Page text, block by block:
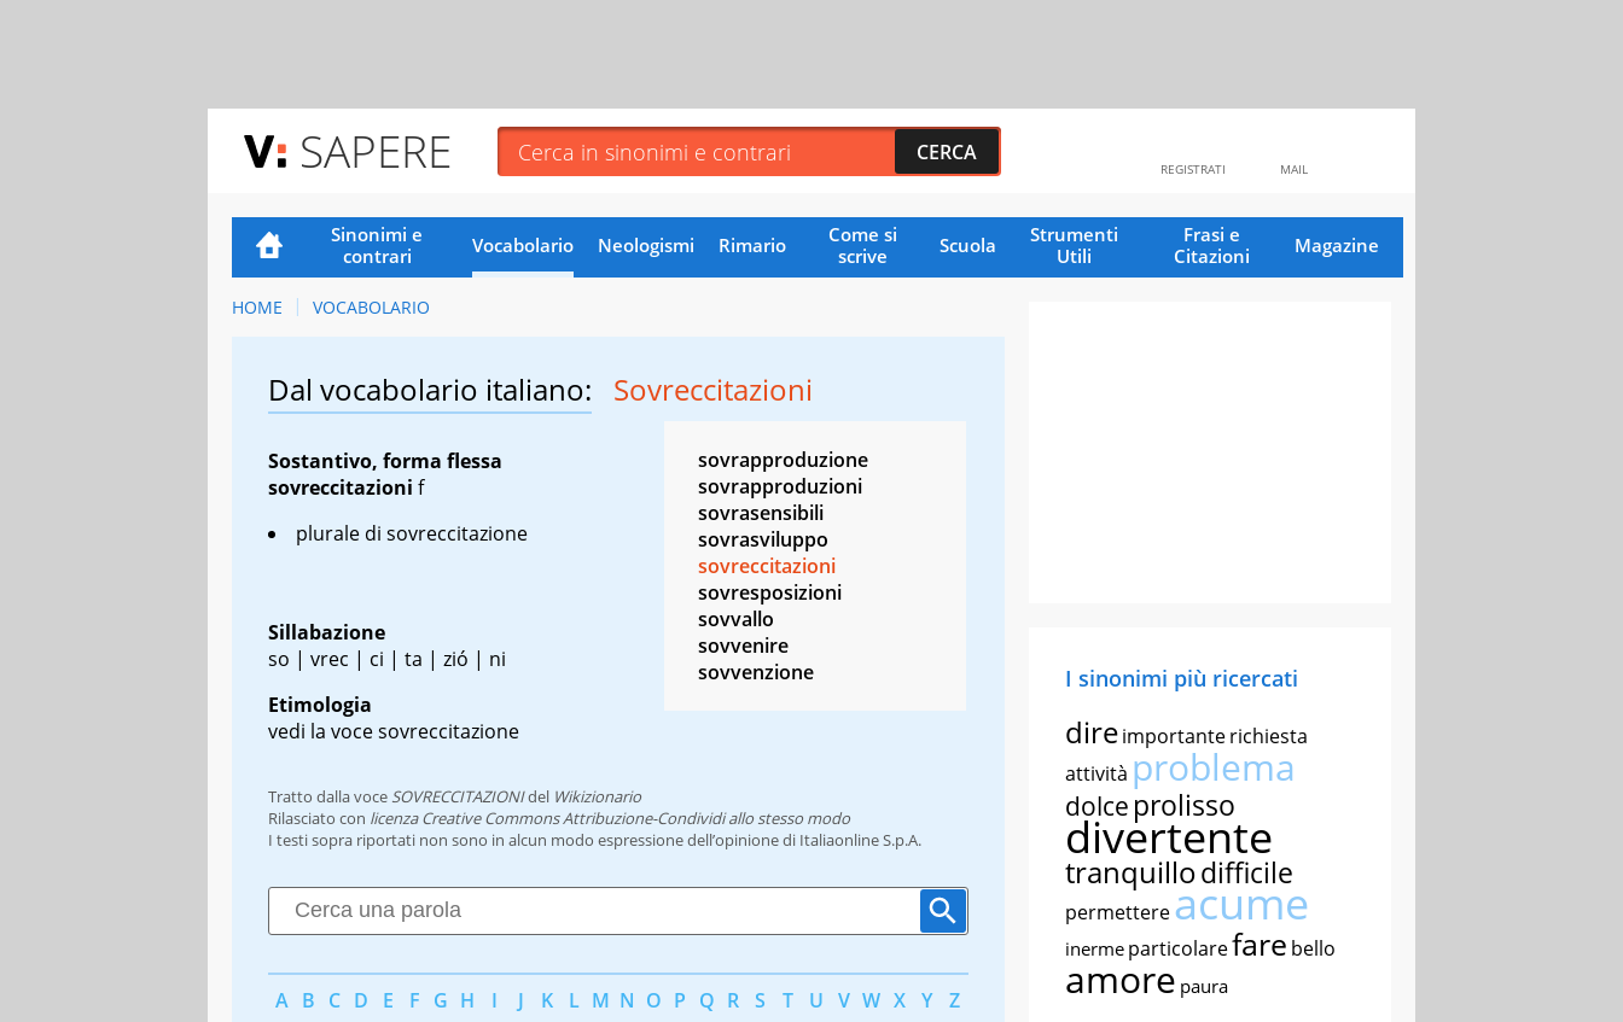
SAPERE MAIL
REGISTRATI
Sinonimi e
contrari
Vocabolario Neologismi Rimario
Come si
scrive
Scuola
Strumenti
Utili
Frasi e
Citazioni
Magazine
HOME VOCABOLARIO
Dal vocabolario italiano: Sovreccitazioni
Sostantivo, forma flessa
sovreccitazioni f
plurale di sovreccitazione
Sillabazione
so | vrec | ci | ta | zió | ni
Etimologia
vedi la voce sovreccitazione
sovrapproduzione
sovrapproduzioni
sovrasensibili
sovrasviluppo
sovreccitazioni
sovresposizioni
sovvallo
sovvenire
sovvenzione
Tratto dalla voce SOVRECCITAZIONIdel Wikizionario
Rilasciato con licenza Creative Commons Attribuzione-Condividi allo stesso modo
I testi sopra riportati non sono in alcun modo espressione dell’opinione di Italiaonline S.p.A.
A B C D E F G H I J K L M N O P Q R S T U V W X Y Z
I sinonimi più ricercati
direimportanterichiesta
attività problema
dolce prolisso
divertente
tranquillodifficile
permettereacume
inerme particolarefare bello
amore paura